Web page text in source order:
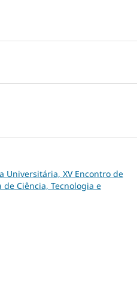
Universitária, XV Encontro de
Ciência, Tecnologia e